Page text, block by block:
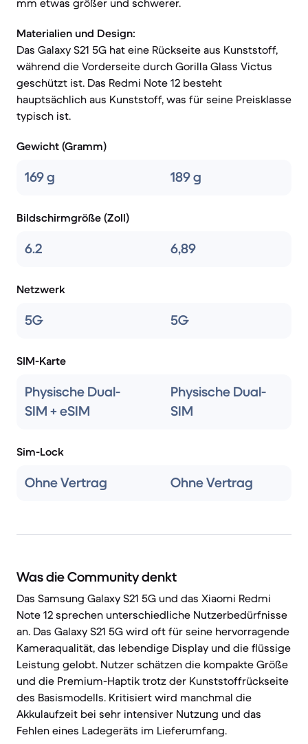
mm etwas größer und schwerer.
Materialien und Design:
Das Galaxy S21 5G hat eine Rückseite aus Kunststoff,
während die Vorderseite durch Gorilla Glass Victus
geschützt ist. Das Redmi Note 12 besteht
hauptsächlich aus Kunststoff, was für seine Preisklasse
typisch ist.
Gewicht (Gramm)
169 g 189 g
Bildschirmgröße (Zoll)
6.2 6,89
Netzwerk
5G 5G
SIM-Karte
Physische Dual-
SIM + eSIM
Physische Dual-
SIM
Sim-Lock
Ohne Vertrag Ohne Vertrag
Was die Community denkt
Das Samsung Galaxy S21 5G und das Xiaomi Redmi
Note 12 sprechen unterschiedliche Nutzerbedürfnisse
an. Das Galaxy S21 5G wird oft für seine hervorragende
Kameraqualität, das lebendige Display und die flüssige
Leistung gelobt. Nutzer schätzen die kompakte Größe
und die Premium-Haptik trotz der Kunststoffrückseite
des Basismodells. Kritisiert wird manchmal die
Akkulaufzeit bei sehr intensiver Nutzung und das
Fehlen eines Ladegeräts im Lieferumfang.